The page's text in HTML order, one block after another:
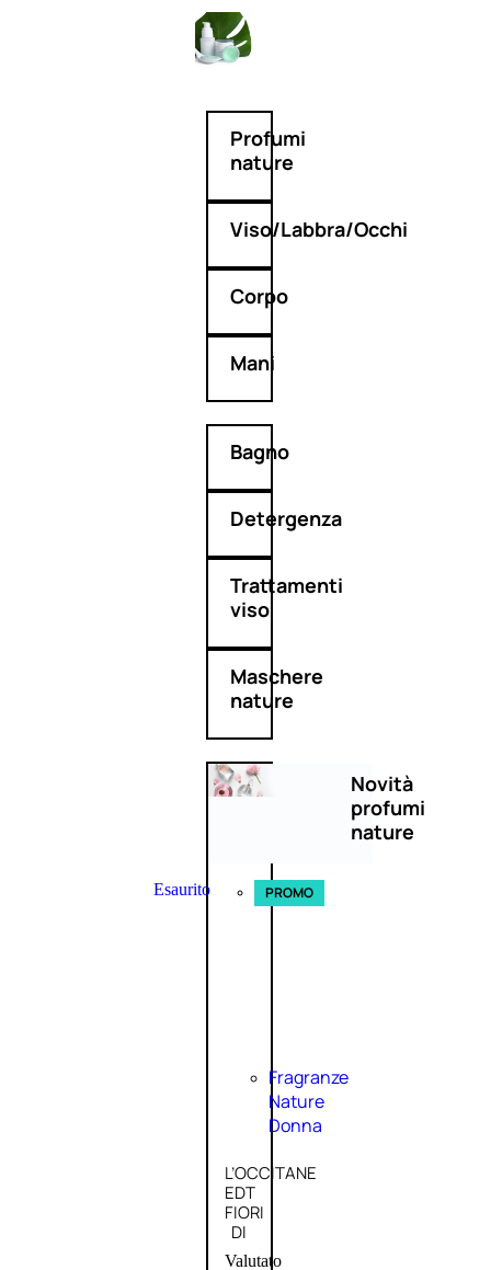
Profumi
nature
Viso/Labbra/Occhi
Corpo
Mani
Bagno
Detergenza
Trattamenti
viso
Maschere
nature
Novità
profumi
nature
Esaurito PROMO
Fragranze
Nature
Donna
L’OCCITANE
EDT
FIORI
DI
Valutato